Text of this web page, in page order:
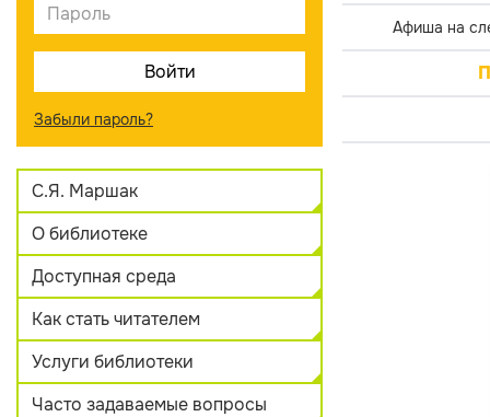
Забыли пароль?
С.Я. Маршак
О библиотеке
Доступная среда
Как стать читателем
Услуги библиотеки
Часто задаваемые вопросы
Афиша на